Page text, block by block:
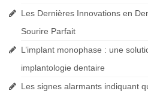
Les Dernières Innovations en
Sourire Parfait
L’implant monophase : une
implantologie dentaire
Les signes alarmants indiquant